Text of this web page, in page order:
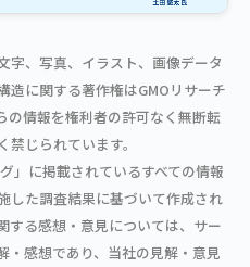
字、写真、イラスト、画像データ
造に関する著作権はGMOリサーチ
の情報を権利者の許可なく無断転
じられています。
」に掲載されているすべての情報
した調査結果に基づいて作成され
する感想・意見については、サー
・感想であり、当社の見解・意見